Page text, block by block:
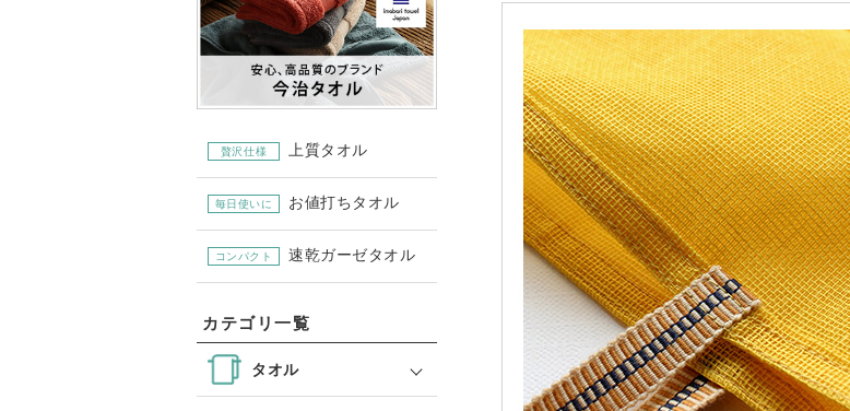
贅沢仕様 上質タオル
毎日使いに お値打ちタオル
コンパクト 速乾ガーゼタオル
カテゴリ一覧
タオル